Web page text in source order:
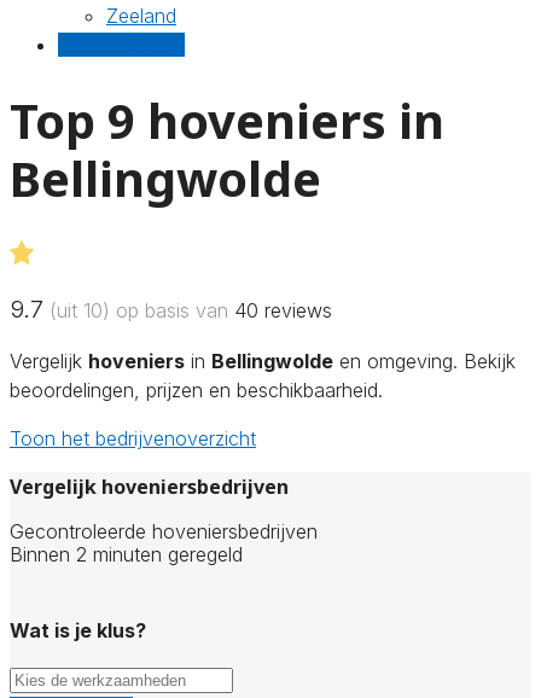
Zeeland
Top 9 hoveniers in
Bellingwolde
9.7 (uit 10) op basis van 40 reviews
Vergelijk hoveniers in Bellingwolde en omgeving. Bekijk
beoordelingen, prijzen en beschikbaarheid.
Toon het bedrijvenoverzicht
Vergelijk hoveniersbedrijven
Gecontroleerde hoveniersbedrijven
Binnen 2 minuten geregeld
Wat is je klus?